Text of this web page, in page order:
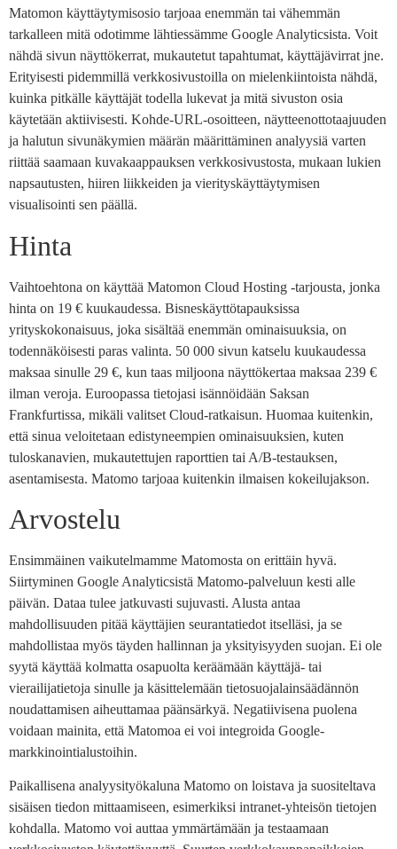
Matomon käyttäytymisosio tarjoaa enemmän tai vähemmän
tarkalleen mitä odotimme lähtiessämme Google Analyticsista. Voit
nähdä sivun näyttökerrat, mukautetut tapahtumat, käyttäjävirrat jne.
Erityisesti pidemmillä verkkosivustoilla on mielenkiintoista nähdä,
kuinka pitkälle käyttäjät todella lukevat ja mitä sivuston osia
käytetään aktiivisesti. Kohde-URL-osoitteen, näytteenottotaajuuden
ja halutun sivunäkymien määrän määrittäminen analyysiä varten
riittää saamaan kuvakaappauksen verkkosivustosta, mukaan lukien
napsautusten, hiiren liikkeiden ja vierityskäyttäytymisen
visualisointi sen päällä.
Hinta
Vaihtoehtona on käyttää Matomon Cloud Hosting -tarjousta, jonka
hinta on 19 € kuukaudessa. Bisneskäyttötapauksissa
yrityskokonaisuus, joka sisältää enemmän ominaisuuksia, on
todennäköisesti paras valinta. 50 000 sivun katselu kuukaudessa
maksaa sinulle 29 €, kun taas miljoona näyttökertaa maksaa 239 €
ilman veroja. Euroopassa tietojasi isännöidään Saksan
Frankfurtissa, mikäli valitset Cloud-ratkaisun. Huomaa kuitenkin,
että sinua veloitetaan edistyneempien ominaisuuksien, kuten
tuloskanavien, mukautettujen raporttien tai A/B-testauksen,
asentamisesta. Matomo tarjoaa kuitenkin ilmaisen kokeilujakson.
Arvostelu
Ensimmäinen vaikutelmamme Matomosta on erittäin hyvä.
Siirtyminen Google Analyticsistä Matomo-palveluun kesti alle
päivän. Dataa tulee jatkuvasti sujuvasti. Alusta antaa
mahdollisuuden pitää käyttäjien seurantatiedot itselläsi, ja se
mahdollistaa myös täyden hallinnan ja yksityisyyden suojan. Ei ole
syytä käyttää kolmatta osapuolta keräämään käyttäjä- tai
vierailijatietoja sinulle ja käsittelemään tietosuojalainsäädännön
noudattamisen aiheuttamaa päänsärkyä. Negatiivisena puolena
voidaan mainita, että Matomoa ei voi integroida Google-
markkinointialustoihin.
Paikallisena analyysityökaluna Matomo on loistava ja suositeltava
sisäisen tiedon mittaamiseen, esimerkiksi intranet-yhteisön tietojen
kohdalla. Matomo voi auttaa ymmärtämään ja testaamaan